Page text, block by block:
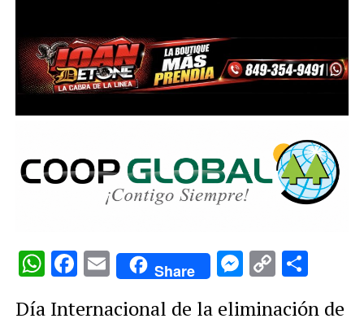
WhatsApp
Facebook
EmailShare
Copy
Día Internacional de la eliminación de